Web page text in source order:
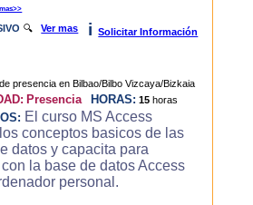
🔍Ver mas i Solicitar Información
Presencia HORAS: 15 horas
El curso MS Access
conceptos basicos de las
datos y capacita para
la base de datos Access
personal.